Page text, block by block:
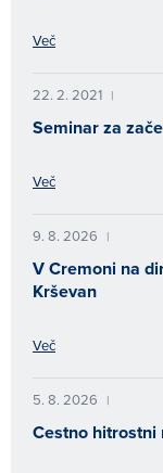
Več
22. 2. 2021 |
Seminar za
Več
9. 8. 2026 |
V Cremoni na
Krševan
Več
5. 8. 2026 |
Cestno